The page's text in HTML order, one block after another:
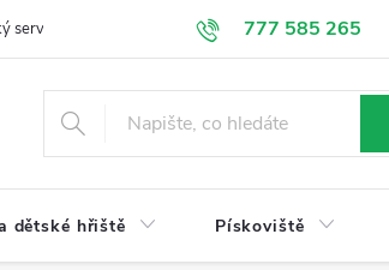
777 585 265
servis Doprava a platba Obchodní podmínky
dětské hřiště Pískoviště